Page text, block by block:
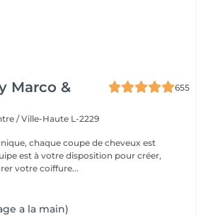
Marco &
655
/ Ville-Haute L-2229
chaque coupe de cheveux est
est à votre disposition pour créer,
votre coiffure...
a la main)